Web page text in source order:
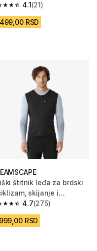
4.1
od 5 zvezdica from 21
(21)
RSD
štitnik leđa za brdski
skijanje i
DBCK 500
4.7
od 5 zvezdica from 275
(275)
RSD